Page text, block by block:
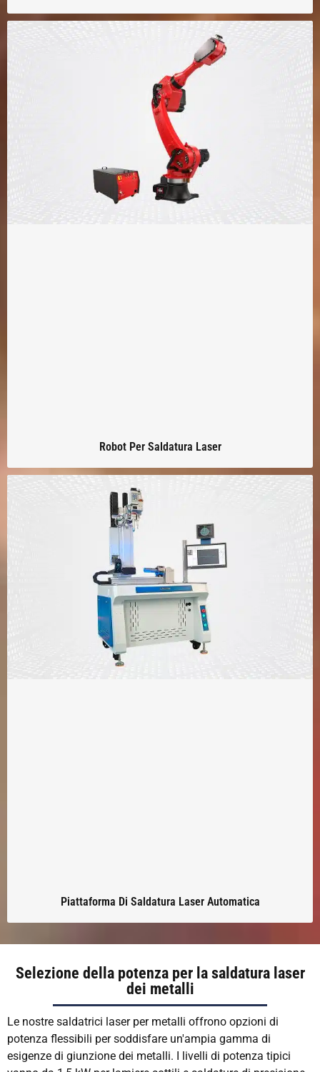
Robot Per Saldatura Laser
Piattaforma Di Saldatura Laser Automatica
Selezione della potenza per la saldatura laser
dei metalli
Le nostre saldatrici laser per metalli offrono opzioni di
potenza flessibili per soddisfare un'ampia gamma di
esigenze di giunzione dei metalli. I livelli di potenza tipici